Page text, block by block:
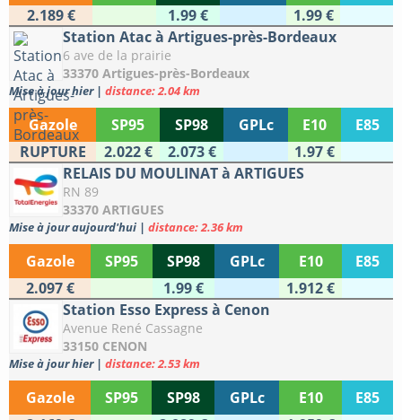
2.189 €
1.99 €
1.99 €
Station Atac à Artigues-près-Bordeaux
6 ave de la prairie
33370 Artigues-près-Bordeaux
Mise à jour hier | distance: 2.04 km
Gazole SP95 SP98 GPLc E10
E85
RUPTURE
2.022 € 2.073 €
1.97 €
RELAIS DU MOULINAT à ARTIGUES
RN 89
33370 ARTIGUES
Mise à jour aujourd'hui | distance: 2.36 km
Gazole SP95 SP98 GPLc E10
E85
2.097 €
1.99 €
1.912 €
Station Esso Express à Cenon
Avenue René Cassagne
33150 CENON
Mise à jour hier | distance: 2.53 km
Gazole SP95 SP98 GPLc E10
E85